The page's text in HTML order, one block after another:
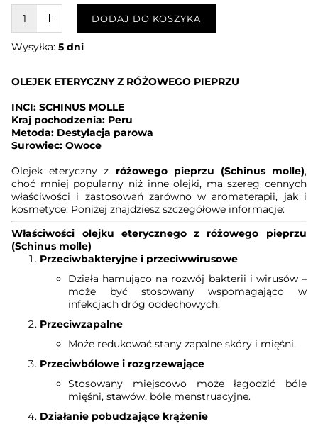
W KOSZYKU :)DODAJ DO KOSZYKA
Wysyłka:5 dni
OLEJEK ETERYCZNY Z RÓŻOWEGO PIEPRZU
INCI: SCHINUS MOLLE
Kraj pochodzenia: Peru
Metoda: Destylacja parowa
Surowiec: Owoce
Olejek eteryczny z różowego pieprzu (Schinus molle),
choć mniej popularny niż inne olejki, ma szereg cennych
właściwości i zastosowań zarówno w aromaterapii, jak i
kosmetyce. Poniżej znajdziesz szczegółowe informacje:
Właściwości olejku eterycznego z różowego pieprzu
(Schinus molle)
Przeciwbakteryjne i przeciwwirusowe
Działa hamująco na rozwój bakterii i wirusów –
może być stosowany wspomagająco w
infekcjach dróg oddechowych.
Przeciwzapalne
Może redukować stany zapalne skóry i mięśni.
Przeciwbólowe i rozgrzewające
Stosowany miejscowo może łagodzić bóle
mięśni, stawów, bóle menstruacyjne.
Działanie pobudzające krążenie